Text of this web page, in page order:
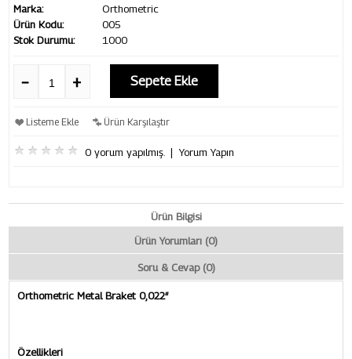
Marka:
Orthometric
Ürün Kodu:
005
Stok Durumu:
1000
Sepete Ekle
Listeme Ekle Ürün Karşılaştır
0 yorum yapılmış. |Yorum Yapın
Ürün Bilgisi
Ürün Yorumları (0)
Soru & Cevap (0)
Orthometric Metal Braket 0,022″
Özellikleri